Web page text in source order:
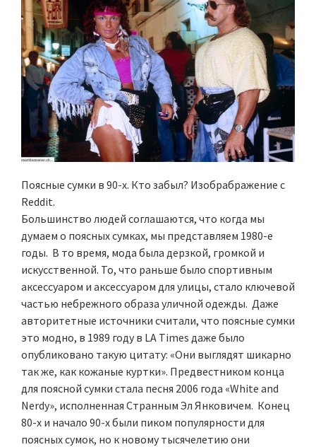
Поясные сумки в 90-х. Кто забыл? Изобрабражение с
Reddit.
Большинство людей соглашаются, что когда мы
думаем о поясных сумках, мы представляем 1980-е
годы. В то время, мода была дерзкой, громкой и
искусственной. То, что раньше было спортивным
аксессуаром и аксессуаром для улицы, стало ключевой
частью небрежного образа уличной одежды. Даже
авторитетные источники считали, что поясные сумки
это модно, в 1989 году в LA Times даже было
опубликовано такую цитату: «Они выглядят шикарно
так же, как кожаные куртки». Предвестником конца
для поясной сумки стала песня 2006 года «White and
Nerdy», исполненная Странным Эл Янковичем. Конец
80-х и начало 90-х были пиком популярности для
поясных сумок, но к новому тысячелетию они